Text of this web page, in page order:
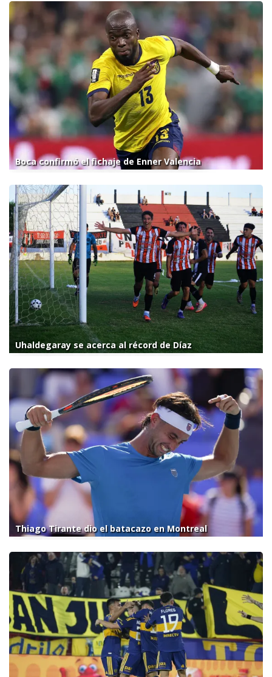
Boca confirmó el fichaje de Enner Valencia
Uhaldegaray se acerca al récord de Díaz
Thiago Tirante dio el batacazo en Montreal